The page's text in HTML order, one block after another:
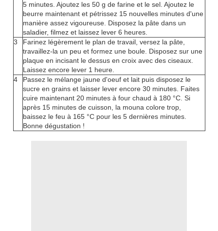
5 minutes. Ajoutez les 50 g de farine et le sel. Ajoutez le
beurre maintenant et pétrissez 15 nouvelles minutes d'une
manière assez vigoureuse. Disposez la pâte dans un
saladier, filmez et laissez lever 6 heures.
3
Farinez légèrement le plan de travail, versez la pâte,
travaillez-la un peu et formez une boule. Disposez sur une
plaque en incisant le dessus en croix avec des ciseaux.
Laissez encore lever 1 heure.
4
Passez le mélange jaune d'oeuf et lait puis disposez le
sucre en grains et laisser lever encore 30 minutes. Faites
cuire maintenant 20 minutes à four chaud à 180 °C. Si
après 15 minutes de cuisson, la mouna colore trop,
baissez le feu à 165 °C pour les 5 dernières minutes.
Bonne dégustation !